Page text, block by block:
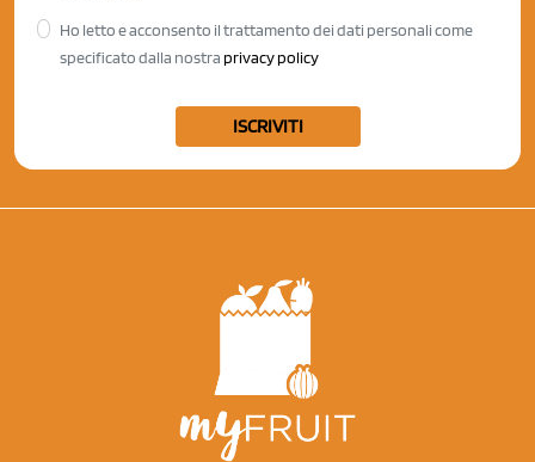
Ho letto e acconsento il trattamento dei dati personali come
specificato dalla nostra privacy policy
ISCRIVITI